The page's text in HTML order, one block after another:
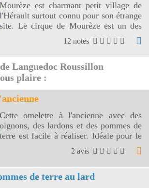
Mourèze est charmant petit village de
l'Hérault surtout connu pour son étrange
site. Le cirque de Mourèze est un des
Grands Sites de France.
12 notes
Languedoc Roussillon
plaire :
Cette omelette à l'ancienne avec des
oignons, des lardons et des pommes de
terre est facile à réaliser. Idéale pour le
dîner, cette omelette à l'ancienne sera
accompagnée d'une salade verte.
2 avis
de terre au lard